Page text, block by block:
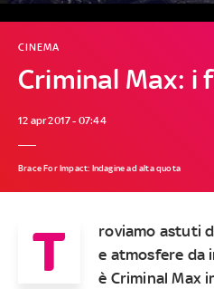
Criminal Max: i
CINEMA
12 apr 2017 - 07:44
Brace For Impact: Indagine ad alta quota
T
roviamo astuti
e atmosfere da
è Criminal Max